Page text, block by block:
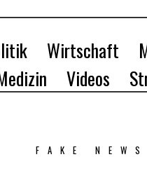
Wirtschaft
Videos
FAKE